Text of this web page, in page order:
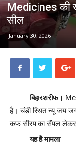
Medicines की
सील
January 30, 2026
बिहारशरीफ।
है। चंडी स्थित न्यू जय
कफ सीरप का सैंपल लेकर
यह है मामला